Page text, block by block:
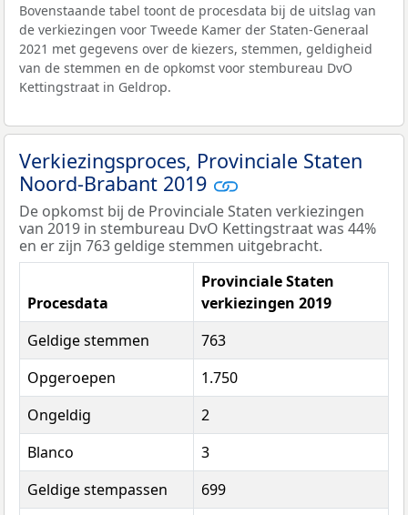
Bovenstaande tabel toont de procesdata bij de uitslag van
de verkiezingen voor Tweede Kamer der Staten-Generaal
2021 met gegevens over de kiezers, stemmen, geldigheid
van de stemmen en de opkomst voor stembureau DvO
Kettingstraat in Geldrop.
Verkiezingsproces, Provinciale Staten
Noord-Brabant 2019
De opkomst bij de Provinciale Staten verkiezingen
van 2019 in stembureau DvO Kettingstraat was 44%
en er zijn 763 geldige stemmen uitgebracht.
Procesdata
Provinciale Staten
verkiezingen 2019
Geldige stemmen
763
Opgeroepen
1.750
Ongeldig
2
Blanco
3
Geldige stempassen
699